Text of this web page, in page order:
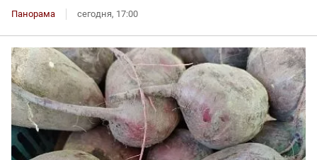
Панорама сегодня, 17:00